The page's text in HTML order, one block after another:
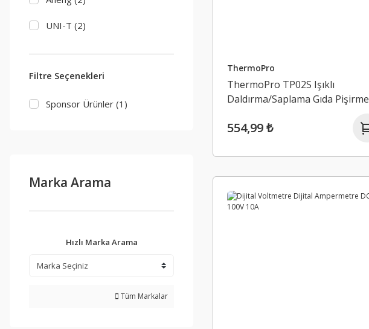
UNI-T (2)
Proskit (1)
TeknoArtShop (1)
ThermoPro (1)
Filtre Seçenekleri
Sponsor Ürünler (1)
Marka Arama
Hızlı Marka Arama
Tüm Markalar
ThermoPro
ThermoPro TP02S Işıklı
Daldırma/Saplama Gıda Pişirme
554,99 ₺